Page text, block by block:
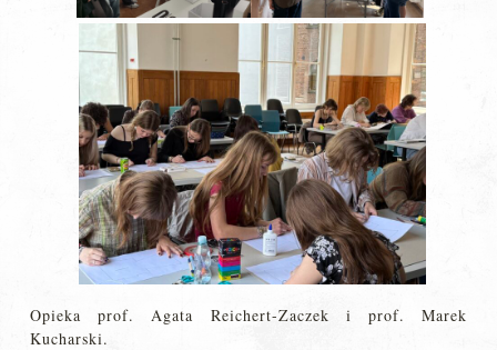
Opieka prof. Agata Reichert-Zaczek i prof. Marek
Kucharski.